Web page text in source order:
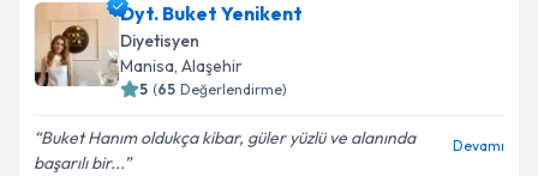
Dyt. Buket Yenikent
Diyetisyen
Manisa, Alaşehir
5 (65 Değerlendirme)
Buket Hanım oldukça kibar, güler yüzlü ve alanında
başarılı bir...
Devamı